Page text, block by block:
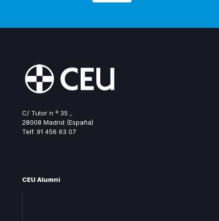
C/ Tutor n º 35 ,
28008 Madrid (España)
Telf. 91 456 63 07
CEU Alumni